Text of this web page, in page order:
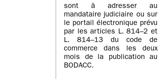
sont à adresser au
mandataire judiciaire ou sur
le portail électronique prévu
par les articles L. 814–2 et
L. 814–13 du code de
commerce dans les deux
mois de la publication au
BODACC.